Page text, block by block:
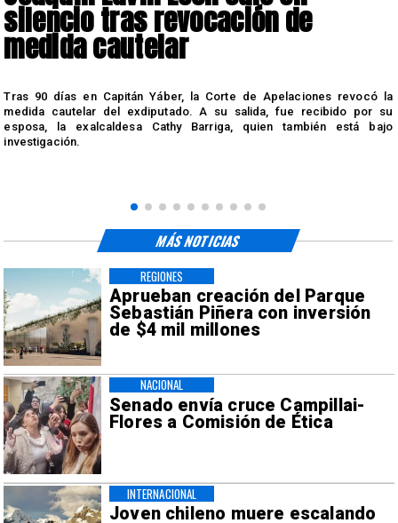
silencio tras revocación de
medida cautelar
Tras 90 días en Capitán Yáber, la Corte de Apelaciones revocó la
medida cautelar del exdiputado. A su salida, fue recibido por su
esposa, la exalcaldesa Cathy Barriga, quien también está bajo
investigación.
Aprueban creación del Parque
Sebastián Piñera con inversión
de $4 mil millones
REGIONES
Senado envía cruce Campillai-
Flores a Comisión de Ética
NACIONAL
Joven chileno muere escalando
INTERNACIONAL
MÁS NOTICIAS